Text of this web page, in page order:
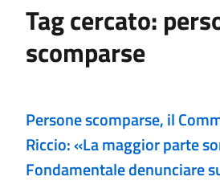
Tag cercato:
scomparse
Persone scomparse, il
Riccio: «La maggior parte
Fondamentale denunciare